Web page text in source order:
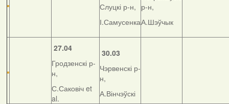
Слуцкі р-н,
І.Самусенка
р-н,
А.Шэўчык
27.04
Гродзенскі р-
н,
С.Саковіч et
al.
30.03
Чэрвенскі р-
н,
А.Вінчэўскі